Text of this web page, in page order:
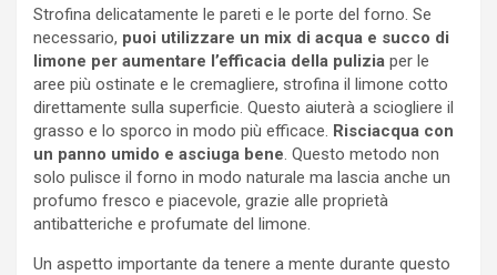
Strofina delicatamente le pareti e le porte del forno. Se
necessario, puoi utilizzare un mix di acqua e succo di
limone per aumentare l’efficacia della pulizia per le
aree più ostinate e le cremagliere, strofina il limone cotto
direttamente sulla superficie. Questo aiuterà a sciogliere il
grasso e lo sporco in modo più efficace. Risciacqua con
un panno umido e asciuga bene. Questo metodo non
solo pulisce il forno in modo naturale ma lascia anche un
profumo fresco e piacevole, grazie alle proprietà
antibatteriche e profumate del limone.
Un aspetto importante da tenere a mente durante questo